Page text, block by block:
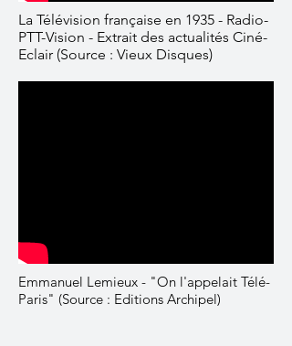
La Télévision française en 1935 - Radio-
PTT-Vision - Extrait des actualités Ciné-
Eclair (Source : Vieux Disques)
Emmanuel Lemieux - "On l'appelait Télé-
Paris" (Source : Editions Archipel)